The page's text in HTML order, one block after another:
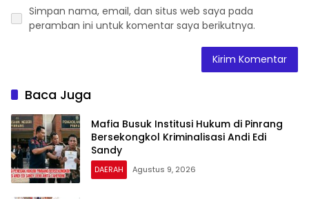
Simpan nama, email, dan situs web saya pada
peramban ini untuk komentar saya berikutnya.
Baca Juga
Mafia Busuk Institusi Hukum di Pinrang
Bersekongkol Kriminalisasi Andi Edi
Sandy
DAERAH Agustus 9, 2026